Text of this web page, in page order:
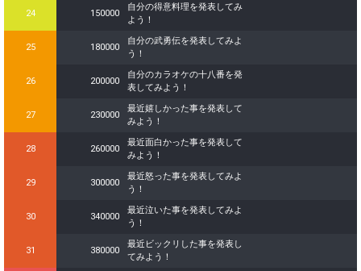
24 150000
自分の得意料理を発表してみ
よう！
25 180000
自分の武勇伝を発表してみよ
う！
26 200000
自分のカラオケの十八番を発
表してみよう！
27 230000
最近嬉しかった事を発表して
みよう！
28 260000
最近面白かった事を発表して
みよう！
29 300000
最近怒った事を発表してみよ
う！
30 340000
最近泣いた事を発表してみよ
う！
31 380000
最近ビックリした事を発表し
てみよう！